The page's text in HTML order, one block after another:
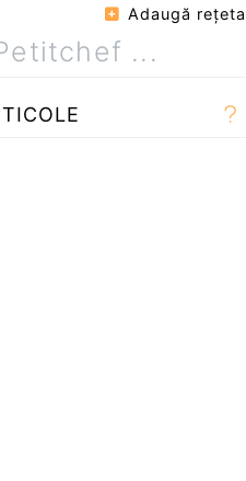
Adaugă reţeta